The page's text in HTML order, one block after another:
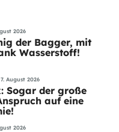
2026
der Bagger, mit
Wasserstoff!
7. August 2026
Sogar der große
auf eine
2026